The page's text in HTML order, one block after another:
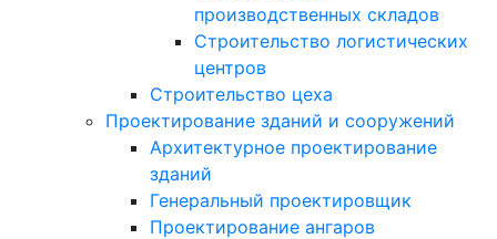
производственных складов
Строительство логистических
центров
Строительство цеха
Проектирование зданий и сооружений
Архитектурное проектирование
зданий
Генеральный проектировщик
Проектирование ангаров